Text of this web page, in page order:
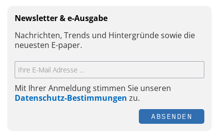
Newsletter & e-Ausgabe
Nachrichten, Trends und Hintergründe sowie die
neuesten E-paper.
Mit Ihrer Anmeldung stimmen Sie unseren
Datenschutz-Bestimmungen zu.
ABSENDEN